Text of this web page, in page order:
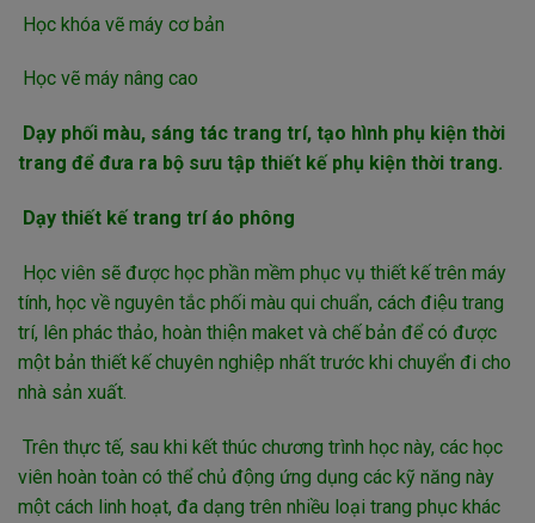
Học khóa vẽ máy cơ bản
Học vẽ máy nâng cao
Dạy phối màu, sáng tác trang trí, tạo hình phụ kiện thời
trang để đưa ra bộ sưu tập thiết kế phụ kiện thời trang.
Dạy thiết kế trang trí áo phông
Học viên sẽ được học phần mềm phục vụ thiết kế trên máy
tính, học về nguyên tắc phối màu qui chuẩn, cách điệu trang
trí, lên phác thảo, hoàn thiện maket và chế bản để có được
một bản thiết kế chuyên nghiệp nhất trước khi chuyển đi cho
nhà sản xuất.
Trên thực tế, sau khi kết thúc chương trình học này, các học
viên hoàn toàn có thể chủ động ứng dụng các kỹ năng này
một cách linh hoạt, đa dạng trên nhiều loại trang phục khác